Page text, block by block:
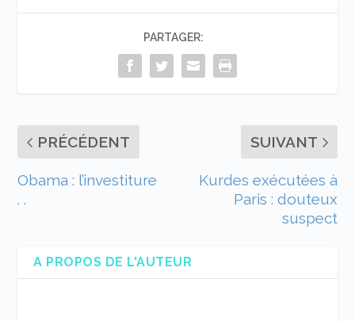
PARTAGER:
PRÉCÉDENT
Obama : l’investiture
. .
SUIVANT
Kurdes exécutées à
Paris : douteux
suspect
A PROPOS DE L'AUTEUR